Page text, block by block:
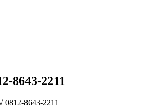
8643-2211
0812-8643-2211